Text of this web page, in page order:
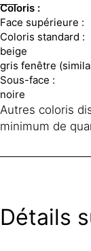
Coloris :
Face supérieure :
Coloris standard :
beige
gris fenêtre
Sous-face :
noire
Autres coloris
minimum de
Détails